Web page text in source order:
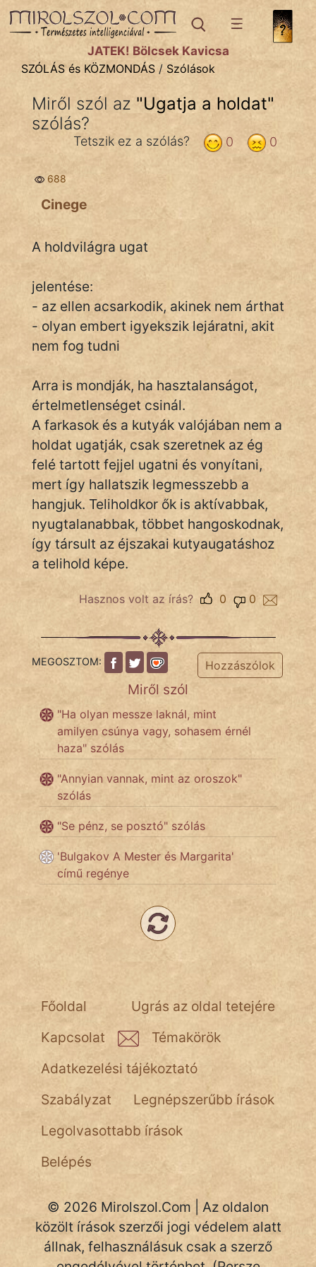
SZÓLÁS ÉS KÖZMONDÁStémák:
Bibliai
Közmondások
Szállóigék
Szóláscsoportok
Szólások
Tréfás
SZÓLÁS
És
KÖZMONDÁS
PSZICHO
ZENE
FILM
ÉLETMÓD
Népszerű szerzőink:
cinege
Hunor
Jób Gedeon
Láron Ádám
mikkamakka
vörös ördög
NapHold
pszichopati
Hoffer Botond
JÁTÉK! Bölcsek Kavicsa
SZÓLÁS és KÖZMONDÁS / Szólások
Miről szól az "Ugatja a holdat"
szólás?
0
0
Tetszik ez a szólás?
688
Cinege
A holdvilágra ugat
jelentése:
- az ellen acsarkodik, akinek nem árthat
- olyan embert igyekszik lejáratni, akit
nem fog tudni
Arra is mondják, ha hasztalanságot,
értelmetlenséget csinál.
A farkasok és a kutyák valójában nem a
holdat ugatják, csak szeretnek az ég
felé tartott fejjel ugatni és vonyítani,
mert így hallatszik legmesszebb a
hangjuk. Teliholdkor ők is aktívabbak,
nyugtalanabbak, többet hangoskodnak,
így társult az éjszakai kutyaugatáshoz
a telihold képe.
Hasznos volt az írás? 0
0
MEGOSZTOM: Hozzászólok
Miről szól
"Ha olyan messze laknál, mint
amilyen csúnya vagy, sohasem érnél
haza" szólás
"Annyian vannak, mint az oroszok"
szólás
"Se pénz, se posztó" szólás
'Bulgakov A Mester és Margarita'
című regénye
Ugrás az oldal tetejére
Főoldal
Kapcsolat
Témakörök
Adatkezelési tájékoztató
Szabályzat
Legnépszerűbb írások
Legolvasottabb írások
Belépés
© 2026 Mirolszol.Com | Az oldalon
közölt írások szerzői jogi védelem alatt
állnak, felhasználásuk csak a szerző